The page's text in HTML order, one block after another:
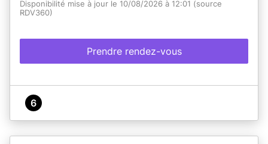
Disponibilité mise à jour le 10/08/2026 à 12:01 (source
RDV360)
Prendre rendez-vous
6